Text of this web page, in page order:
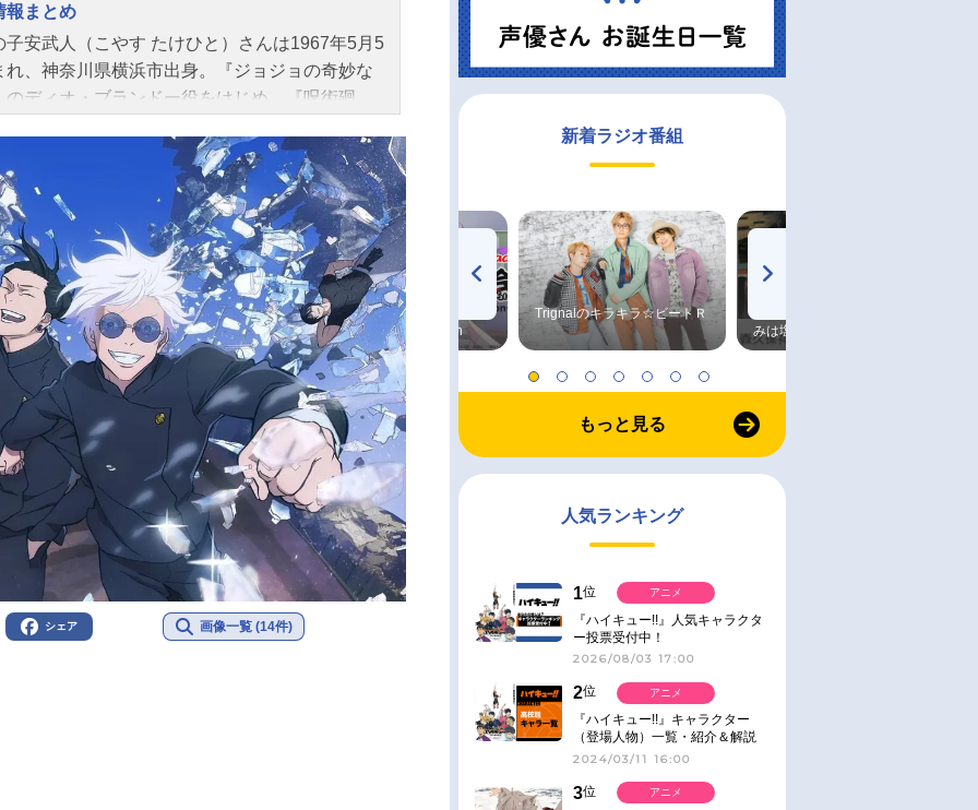
報まとめ
子安武人（こやす たけひと）さんは1967年5月5
れ、神奈川県横浜市出身。『ジョジョの奇妙な
のディオ・ブランドー役をはじめ、『呪術廻
ています。こちらでは、子安武人さんのオスス
ご紹介！
シェア 画像一覧 (14件)
新着ラジオ番組
高橋美紀のおんぷの気持ち
♪ in アニメイトタイムズ
TVアニメ『戦隊大失格』
radio 大直会 2nd season
Trignalのキラキラ☆ビートＲ
みは塩だけ
もっと見る
人気ランキング
1位
『ハイキュー!!』人気キャラクタ
ー投票受付中！
2026/08/03 17:00
アニメ
2位
『ハイキュー!!』キャラクター
（登場人物）一覧・紹介＆解説
2024/03/11 16:00
アニメ
3位
アニメ